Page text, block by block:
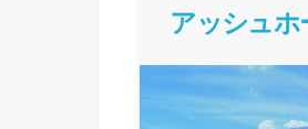
アッシュホ